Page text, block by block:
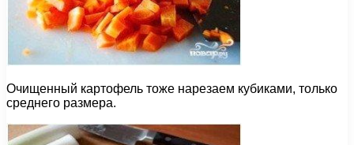
Очищенный картофель тоже нарезаем кубиками, только
среднего размера.